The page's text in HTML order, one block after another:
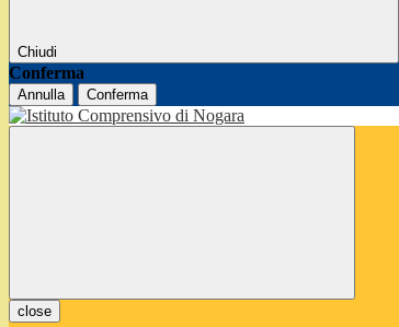
Chiudi
Conferma
Annulla Conferma
close